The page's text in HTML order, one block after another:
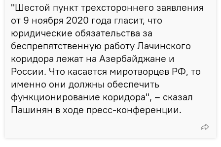
"Шестой пункт трехстороннего заявления
от 9 ноября 2020 года гласит, что
юридические обязательства за
беспрепятственную работу Лачинского
коридора лежат на Азербайджане и
России. Что касается миротворцев РФ, то
именно они должны обеспечить
функционирование коридора", – сказал
Пашинян в ходе пресс-конференции.